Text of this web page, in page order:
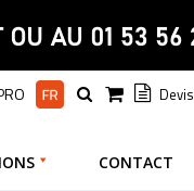
Devis
CONTACT